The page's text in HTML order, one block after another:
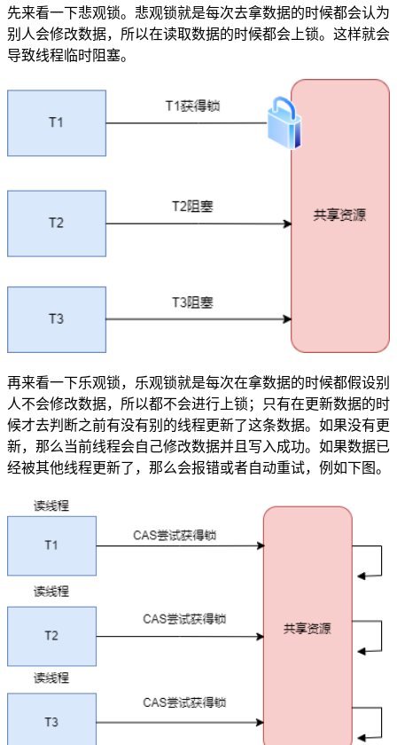
先来看一下悲观锁。悲观锁就是每次去拿数据的时候都会认为
别人会修改数据，所以在读取数据的时候都会上锁。这样就会
导致线程临时阻塞。
再来看一下乐观锁，乐观锁就是每次在拿数据的时候都假设别
人不会修改数据，所以都不会进行上锁；只有在更新数据的时
候才去判断之前有没有别的线程更新了这条数据。如果没有更
新，那么当前线程会自己修改数据并且写入成功。如果数据已
经被其他线程更新了，那么会报错或者自动重试，例如下图。